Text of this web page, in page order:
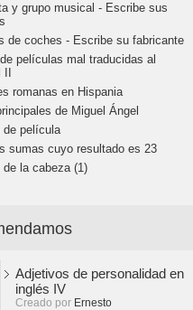
y grupo musical - Escribe sus
de coches - Escribe su fabricante
películas mal traducidas al
romanas en Hispania
de Miguel Ángel
de película
sumas cuyo resultado es 23
de la cabeza (1)
Adjetivos de personalidad en
inglés IV
Creado por Ernesto